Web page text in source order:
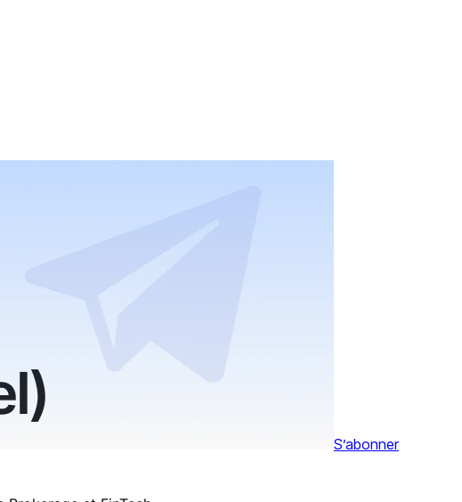
S’abonner